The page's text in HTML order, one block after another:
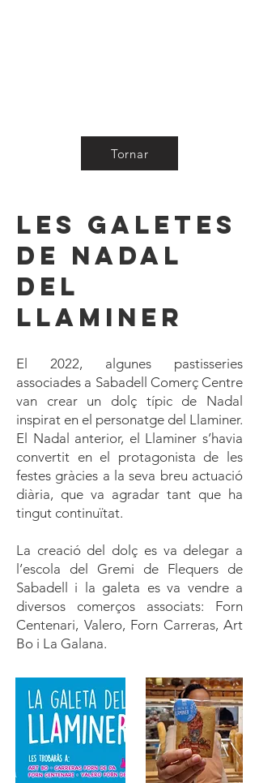
Tornar
Les galetes
de Nadal
del
Llaminer
El 2022, algunes pastisseries
associades a Sabadell Comerç Centre
van crear un dolç típic de Nadal
inspirat en el personatge del Llaminer.
El Nadal anterior, el Llaminer s’havia
convertit en el protagonista de les
festes gràcies a la seva breu actuació
diària, que va agradar tant que ha
tingut continuïtat.
La creació del dolç es va delegar a
l’escola del Gremi de Flequers de
Sabadell i la galeta es va vendre a
diversos comerços associats: Forn
Centenari, Valero, Forn Carreras, Art
Bo i La Galana.